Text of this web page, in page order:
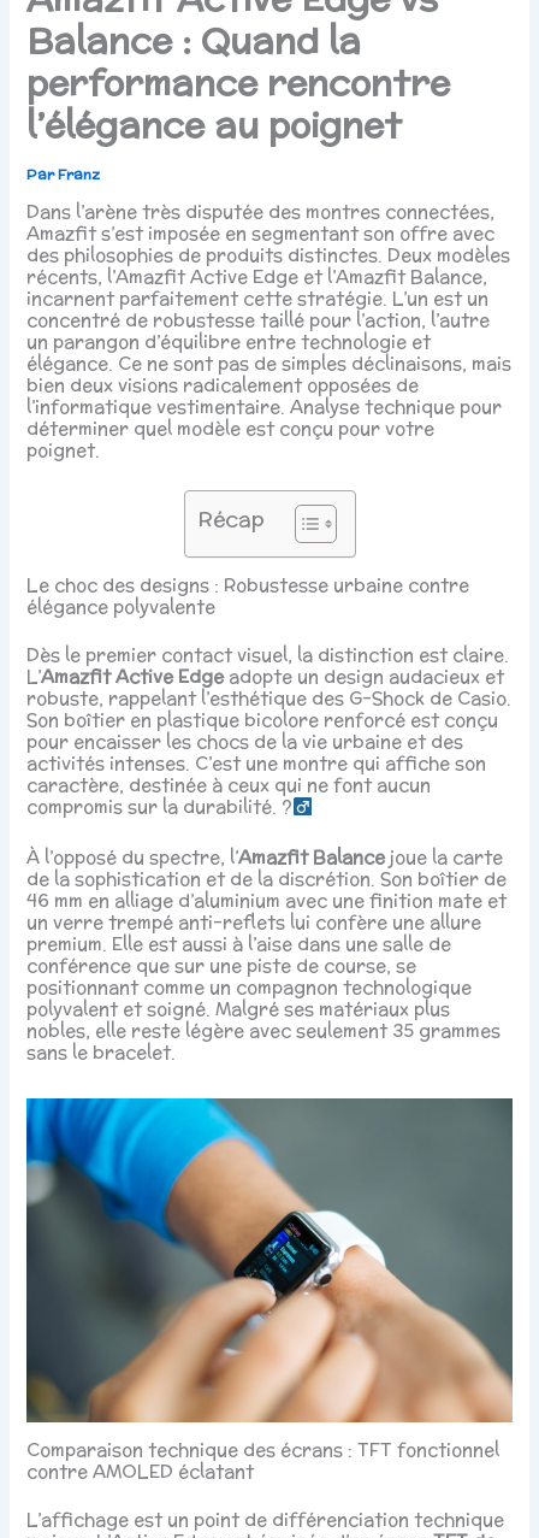
Balance : Quand la
performance rencontre
l’élégance au poignet
ParFranz
Dans l’arène très disputée des montres connectées,
Amazfit s’est imposée en segmentant son offre avec
des philosophies de produits distinctes. Deux modèles
récents, l’Amazfit Active Edge et l’Amazfit Balance,
incarnent parfaitement cette stratégie. L’un est un
concentré de robustesse taillé pour l’action, l’autre
un parangon d’équilibre entre technologie et
élégance. Ce ne sont pas de simples déclinaisons, mais
bien deux visions radicalement opposées de
l’informatique vestimentaire. Analyse technique pour
déterminer quel modèle est conçu pour votre
poignet.
Récap
Le choc des designs : Robustesse urbaine contre
élégance polyvalente
Dès le premier contact visuel, la distinction est claire.
L’Amazfit Active Edgeadopte un design audacieux et
robuste, rappelant l’esthétique des G-Shock de Casio.
Son boîtier en plastique bicolore renforcé est conçu
pour encaisser les chocs de la vie urbaine et des
activités intenses. C’est une montre qui affiche son
caractère, destinée à ceux qui ne font aucun
compromis sur la durabilité. ?‍
À l’opposé du spectre, l’Amazfit Balancejoue la carte
de la sophistication et de la discrétion. Son boîtier de
46 mm en alliage d’aluminium avec une finition mate et
un verre trempé anti-reflets lui confère une allure
premium. Elle est aussi à l’aise dans une salle de
conférence que sur une piste de course, se
positionnant comme un compagnon technologique
polyvalent et soigné. Malgré ses matériaux plus
nobles, elle reste légère avec seulement 35 grammes
sans le bracelet.
Comparaison technique des écrans : TFT fonctionnel
contre AMOLED éclatant
L’affichage est un point de différenciation technique